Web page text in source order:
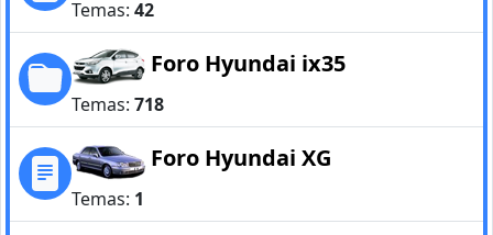
Temas: 42
Foro Hyundai ix35
Temas: 718
Foro Hyundai XG
Temas: 1